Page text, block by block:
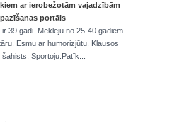
ar ierobežotām vajadzībām
portāls
39 gadi. Meklēju no 25-40 gadiem
Esmu ar humorizjūtu. Klausos
Sportoju.Patīk...